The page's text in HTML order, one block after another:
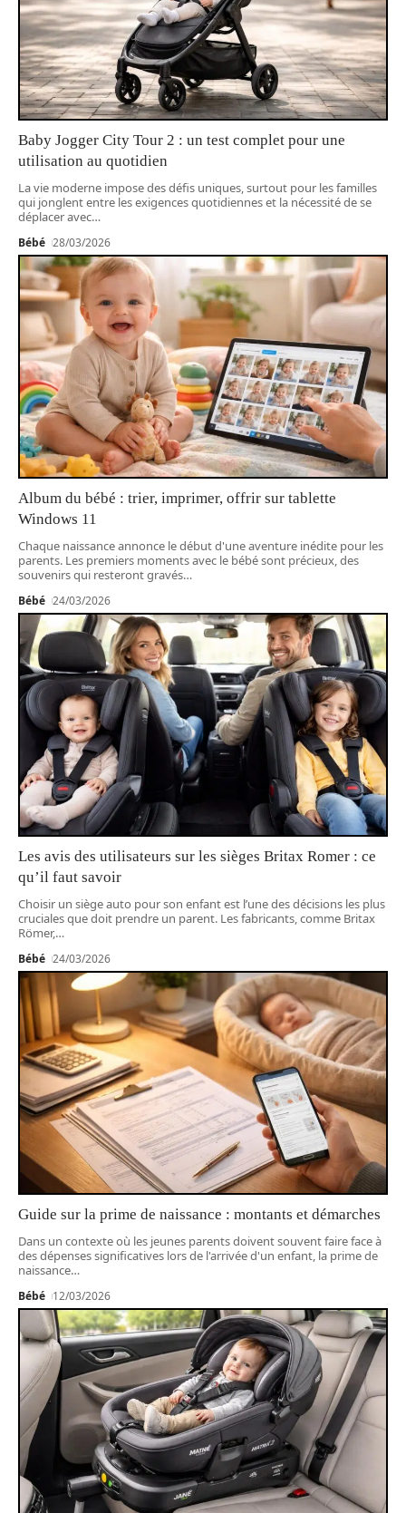
Baby Jogger City Tour 2 : un test complet pour une
utilisation au quotidien
La vie moderne impose des défis uniques, surtout pour les familles
qui jonglent entre les exigences quotidiennes et la nécessité de se
déplacer avec…
Bébé 28/03/2026
Album du bébé : trier, imprimer, offrir sur tablette
Windows 11
Chaque naissance annonce le début d'une aventure inédite pour les
parents. Les premiers moments avec le bébé sont précieux, des
souvenirs qui resteront gravés…
Bébé 24/03/2026
Les avis des utilisateurs sur les sièges Britax Romer : ce
qu’il faut savoir
Choisir un siège auto pour son enfant est l’une des décisions les plus
cruciales que doit prendre un parent. Les fabricants, comme Britax
Römer,…
Bébé 24/03/2026
Guide sur la prime de naissance : montants et démarches
Dans un contexte où les jeunes parents doivent souvent faire face à
des dépenses significatives lors de l'arrivée d'un enfant, la prime de
naissance…
Bébé 12/03/2026